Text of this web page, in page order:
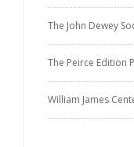
The John Dewey
The Peirce Edition
William James